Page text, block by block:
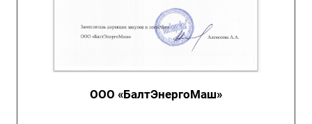
ООО «БалтЭнергоМаш»